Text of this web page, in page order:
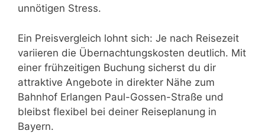
unnötigen Stress.
Ein Preisvergleich lohnt sich: Je nach Reisezeit
variieren die Übernachtungskosten deutlich. Mit
einer frühzeitigen Buchung sicherst du dir
attraktive Angebote in direkter Nähe zum
Bahnhof Erlangen Paul-Gossen-Straße und
bleibst flexibel bei deiner Reiseplanung in
Bayern.